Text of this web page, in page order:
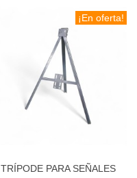
¡En oferta!
TRÍPODE PARA SEÑALES